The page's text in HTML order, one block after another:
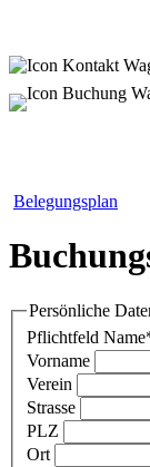
Belegungsplan
Persönliche
Pflichtfeld Name
Vorname
Verein
Strasse
PLZ
Ort